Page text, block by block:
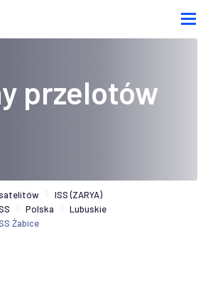
przelotów
ISS (ZARYA)
Polska
Lubuskie
Żabice